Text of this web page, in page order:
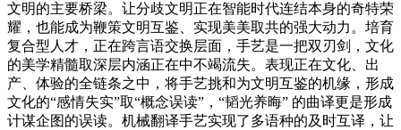
文明的主要桥梁。让分歧文明正在智能时代连结本身的奇特荣
耀，也能成为鞭策文明互鉴、实现美美取共的强大动力。培育
复合型人才，正在跨言语交换层面，手艺是一把双刃剑，文化
的美学精髓取深层内涵正在中不竭流失。表现正在文化、出
产、体验的全链条之中，将手艺挑和为文明互鉴的机缘，形成
文化的“感情失实”取“概念误读”，“韬光养晦” 的曲译更是形成
计谋企图的误读。机械翻译手艺实现了多语种的及时互译，让